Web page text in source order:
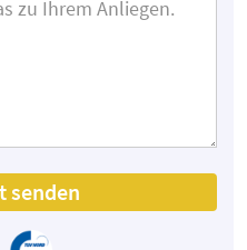
senden